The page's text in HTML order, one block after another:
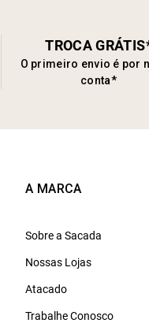
TROCA
O primeiro envio é por
conta*
A MARCA
Sobre a Sacada
Nossas Lojas
Atacado
Trabalhe Conosco